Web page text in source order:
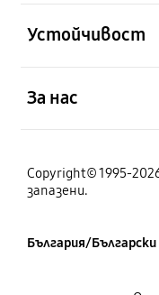
Устойчивост
За нас
Copyright© 1995-
запазени.
България/Български